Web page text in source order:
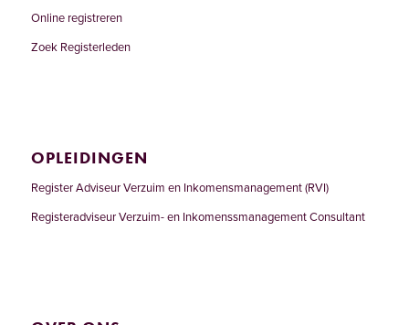
Online registreren
Zoek Registerleden
OPLEIDINGEN
Register Adviseur Verzuim en Inkomensmanagement (RVI)
Registeradviseur Verzuim- en Inkomenssmanagement Consultant